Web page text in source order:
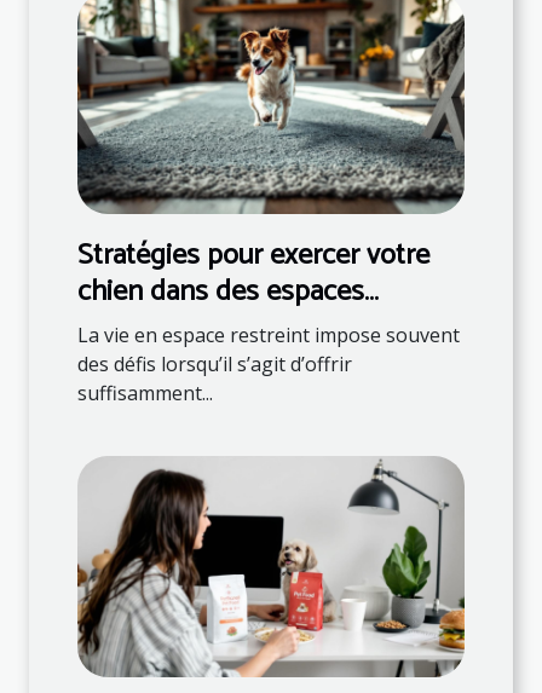
Stratégies pour exercer votre
chien dans des espaces
restreints
La vie en espace restreint impose souvent
des défis lorsqu’il s’agit d’offrir
suffisamment...